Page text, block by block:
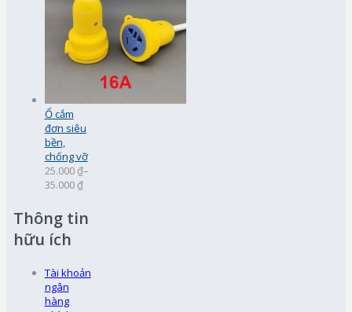
Ổ cắm
đơn siêu
bền,
chống vỡ
25.000 ₫–
35.000 ₫
Thông tin
hữu ích
Tài khoản
ngân
hàng